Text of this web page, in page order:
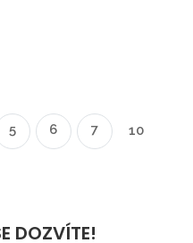
5 6 7 10
DOZVÍTE!